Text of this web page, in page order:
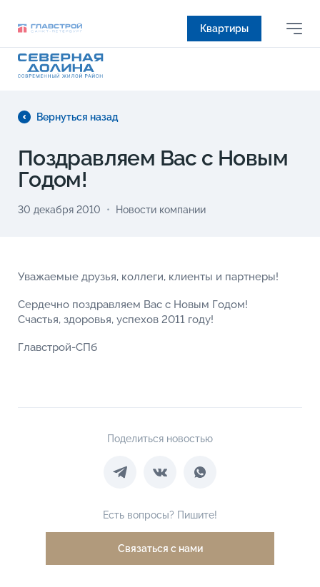
Квартиры
Вернуться назад
Поздравляем Вас с Новым
Годом!
30 декабря 2010 Новости компании
Уважаемые друзья, коллеги, клиенты и партнеры!
Сердечно поздравляем Вас с Новым Годом!
Счастья, здоровья, успехов 2011 году!
Главстрой-СПб
Поделиться новостью
Есть вопросы? Пишите!
Связаться с нами